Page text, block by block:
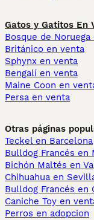
Gatos y Gatitos En
Bosque de
Británico en venta
Sphynx en venta
Bengalí en venta
Maine Coon en
Persa en venta
Otras páginas
Teckel en Barcelona
Bulldog Francés en
Bichón Maltés en
Chihuahua en
Bulldog Francés en
Caniche Toy en
Perros en adopcion